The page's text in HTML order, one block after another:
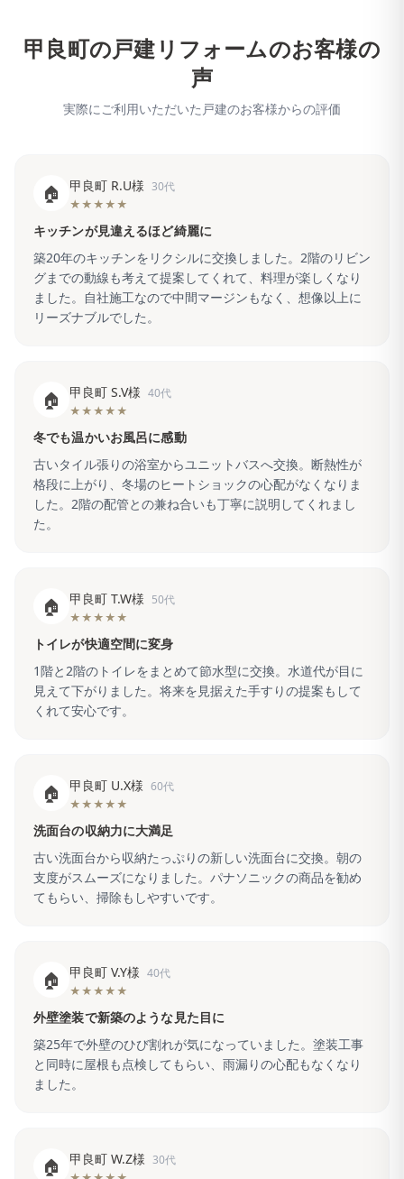
甲良町の戸建リフォームのお客様の
声
実際にご利用いただいた戸建のお客様からの評価
🏠 甲良町 R.U様 30代
★★★★★
キッチンが見違えるほど綺麗に
築20年のキッチンをリクシルに交換しました。2階のリビン
グまでの動線も考えて提案してくれて、料理が楽しくなり
ました。自社施工なので中間マージンもなく、想像以上に
リーズナブルでした。
🏠 甲良町 S.V様 40代
★★★★★
冬でも温かいお風呂に感動
古いタイル張りの浴室からユニットバスへ交換。断熱性が
格段に上がり、冬場のヒートショックの心配がなくなりま
した。2階の配管との兼ね合いも丁寧に説明してくれまし
た。
🏠 甲良町 T.W様 50代
★★★★★
トイレが快適空間に変身
1階と2階のトイレをまとめて節水型に交換。水道代が目に
見えて下がりました。将来を見据えた手すりの提案もして
くれて安心です。
🏠 甲良町 U.X様 60代
★★★★★
洗面台の収納力に大満足
古い洗面台から収納たっぷりの新しい洗面台に交換。朝の
支度がスムーズになりました。パナソニックの商品を勧め
てもらい、掃除もしやすいです。
🏠 甲良町 V.Y様 40代
★★★★★
外壁塗装で新築のような見た目に
築25年で外壁のひび割れが気になっていました。塗装工事
と同時に屋根も点検してもらい、雨漏りの心配もなくなり
ました。
🏠 甲良町 W.Z様 30代